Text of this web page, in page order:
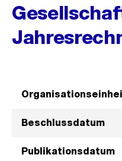
Beschlussdatum
Publikationsdatum